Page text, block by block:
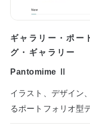
ギャラリー・ポー
グ・ギャラリー
Pantomime Ⅱ
イラスト、デザイン
るポートフォリオ型